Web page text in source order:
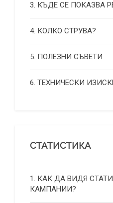
3. КЪДЕ СЕ ПОКАЗВА
4. КОЛКО СТРУВА?
5. ПОЛЕЗНИ СЪВЕТИ
6. ТЕХНИЧЕСКИ
СТАТИСТИКА
1. КАК ДА ВИДЯ
КАМПАНИИ?